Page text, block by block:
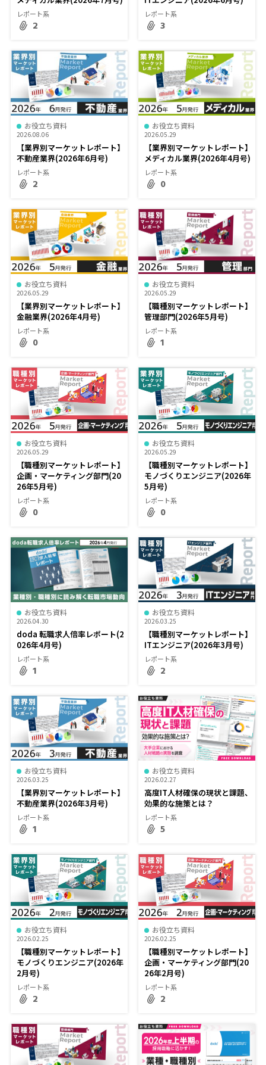
レポート系
2
レポート系
3
お役立ち資料
2026.08.06
【業界別マーケットレポート】
不動産業界(2026年6月号)
レポート系
2
お役立ち資料
2026.05.29
【業界別マーケットレポート】
メディカル業界(2026年4月号)
レポート系
0
お役立ち資料
2026.05.29
【業界別マーケットレポート】
金融業界(2026年4月号)
レポート系
0
お役立ち資料
2026.05.29
【職種別マーケットレポート】
管理部門(2026年5月号)
レポート系
1
お役立ち資料
2026.05.29
【職種別マーケットレポート】
企画・マーケティング部門(20
26年5月号)
レポート系
0
お役立ち資料
2026.05.29
【職種別マーケットレポート】
モノづくりエンジニア(2026年
5月号)
レポート系
0
お役立ち資料
2026.04.30
doda 転職求人倍率レポート(2
026年4月号)
レポート系
1
お役立ち資料
2026.03.25
【職種別マーケットレポート】
ITエンジニア(2026年3月号)
レポート系
2
お役立ち資料
2026.03.25
【業界別マーケットレポート】
不動産業界(2026年3月号)
レポート系
1
お役立ち資料
2026.02.27
高度IT人材確保の現状と課題、
効果的な施策とは？
レポート系
5
お役立ち資料
2026.02.25
【職種別マーケットレポート】
モノづくりエンジニア(2026年
2月号)
レポート系
2
お役立ち資料
2026.02.25
【職種別マーケットレポート】
企画・マーケティング部門(20
26年2月号)
レポート系
2